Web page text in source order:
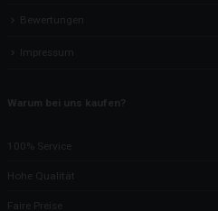
Bewertungen
Impressum
Warum bei uns kaufen?
100% Service
Hohe Qualität
Faire Preise